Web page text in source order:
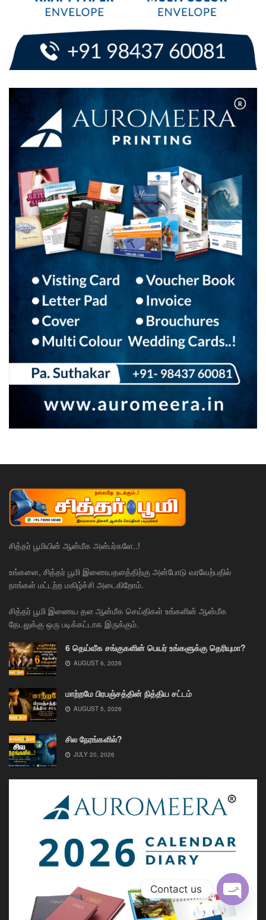
சித்தர் பூமியின் ஆன்மீக அன்பர்களே..!
உங்களை, சித்தர் பூமி இணையதளத்திற்கு அன்போடு வரவேற்பதில்
நாங்கள் மட்டற்ற மகிழ்ச்சி அடைகிறோம்.
சித்தர் பூமி இணைய தள ஆன்மீக செய்திகள் உங்களின் ஆன்மீக
தேடலுக்கு ஒரு படிக்கட்டாக இருக்கும்.
6 தெய்வீக சங்குகளின் பெயர் உங்களுக்கு தெரியுமா?
AUGUST 6, 2026
மாற்றமே பிரபஞ்சத்தின் நித்திய சட்டம்
AUGUST 5, 2026
சில நேரங்களில்?
JULY 20, 2026
Contact us